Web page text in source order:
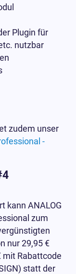
Plugin für
nutzbar
zudem unser
-
kann ANALOG
zum
nur 29,95 €
mit Rabattcode
statt der